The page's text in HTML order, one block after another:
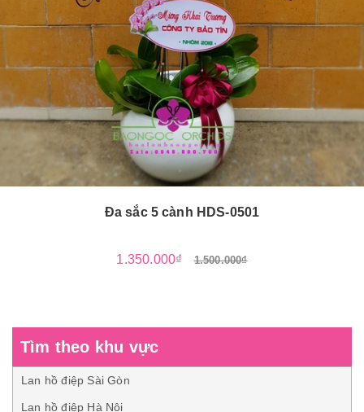
Đa sắc 5 cành HDS-0501
1.350.000₫ 1.500.000₫
Tìm theo khu vực
Lan hồ điệp Sài Gòn
Lan hồ điệp Hà Nội